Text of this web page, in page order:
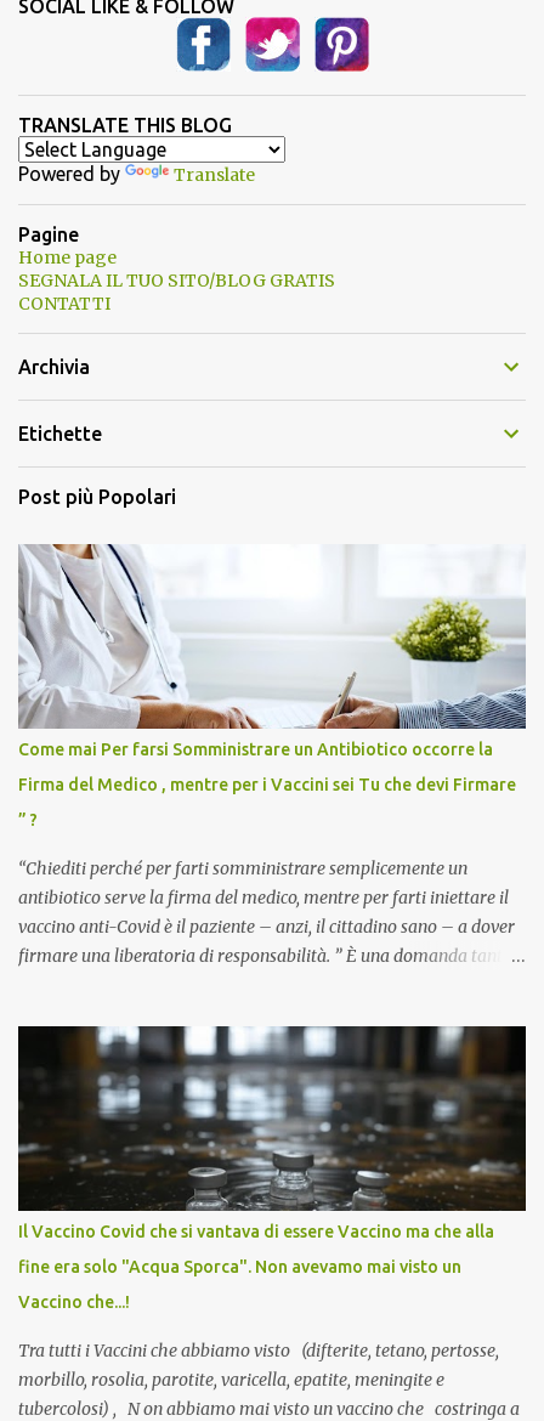
SOCIAL LIKE & FOLLOW
TRANSLATE THIS BLOG
Powered by Translate
Pagine
Home page
SEGNALA IL TUO SITO/BLOG GRATIS
CONTATTI
Archivia
Etichette
Post più Popolari
Come mai Per farsi Somministrare un Antibiotico occorre la
Firma del Medico , mentre per i Vaccini sei Tu che devi Firmare
” ?
“Chiediti perché per farti somministrare semplicemente un
antibiotico serve la firma del medico, mentre per farti iniettare il
vaccino anti-Covid è il paziente – anzi, il cittadino sano – a dover
firmare una liberatoria di responsabilità. ” È una domanda tanto
pandemia. Un interrogativo che dovrebbe scuotere chiunque abbia
ancora il coraggio di pensare con la propria testa. Per il vaccino
anti-Covid, un pro-farmaco, con autorizzazione condizionata,
sviluppato in tempi record, con tecnologie mai utilizzate prima su
larga scala, ancora oggetto di studio e di discussione
internazionale serve solo una firma. La tua. Lo si somministra
anche a persone sane, giovani, senza fattori di rischio, spesso già
serve una prescrizione. Non c’è diagnosi. Non c’è presa in carico.
L’unico atto richiesto è una fi...
Il Vaccino Covid che si vantava di essere Vaccino ma che alla
fine era solo "Acqua Sporca". Non avevamo mai visto un
Vaccino che...!
Tra tutti i Vaccini che abbiamo visto (difterite, tetano, pertosse,
morbillo, rosolia, parotite, varicella, epatite, meningite e
tubercolosi) , N on abbiamo mai visto un vaccino che costringa a